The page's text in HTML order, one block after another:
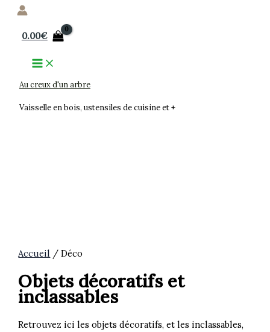
Aller
contenu
0.00€
Au creux d'un arbre
Vaisselle en bois, ustensiles de cuisine et +
Accueil / Déco
Objets décoratifs et
inclassables
Retrouvez ici les objets décoratifs, et les inclassables,